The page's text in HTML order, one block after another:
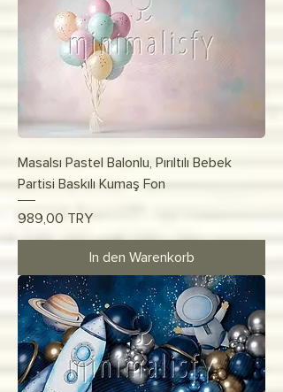
Masalsı Pastel Balonlu, Pırıltılı Bebek
Partisi Baskılı Kumaş Fon
Preis
989,00 TRY
In den Warenkorb